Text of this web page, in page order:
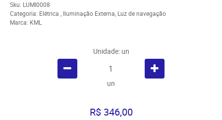
Sku: LUMI0008
Categoria: Elétrica , Iluminação Externa, Luz de navegação
Marca: KML
Unidade: un
un
R$ 346,00